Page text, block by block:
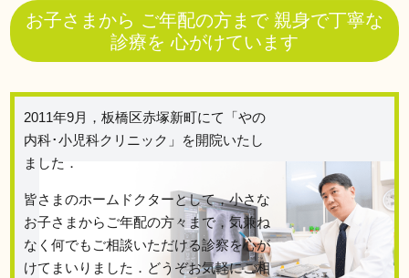
お子さまから ご年配の方まで 親身で丁寧な
診療を 心がけています
2011年9月，板橋区赤塚新町にて「やの
内科･小児科クリニック」を開院いたし
ました．
皆さまのホームドクターとして，小さな
お子さまからご年配の方々まで，気兼ね
なく何でもご相談いただける診察を心が
けてまいりました．どうぞお気軽にご相